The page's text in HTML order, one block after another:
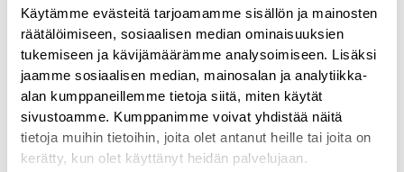
Käytämme evästeitä tarjoamamme sisällön ja mainosten
räätälöimiseen, sosiaalisen median ominaisuuksien
tukemiseen ja kävijämäärämme analysoimiseen. Lisäksi
jaamme sosiaalisen median, mainosalan ja analytiikka-
alan kumppaneillemme tietoja siitä, miten käytät
sivustoamme. Kumppanimme voivat yhdistää näitä
tietoja muihin tietoihin, joita olet antanut heille tai joita on
kerätty, kun olet käyttänyt heidän palvelujaan.